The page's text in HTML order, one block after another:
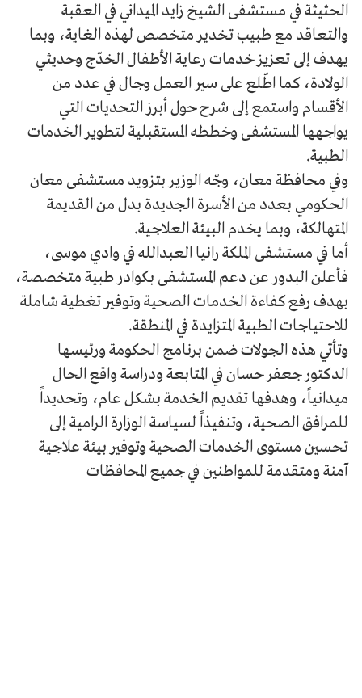
الحثيثة في مستشفى الشيخ زايد الميداني في العقبة
والتعاقد مع طبيب تخدير متخصص لهذه الغاية، وبما
يهدف إلى تعزيز خدمات رعاية الأطفال الخدّج وحديثي
الولادة، كما اطّلع على سير العمل وجال في عدد من
الأقسام واستمع إلى شرح حول أبرز التحديات التي
يواجهها المستشفى وخططه المستقبلية لتطوير الخدمات
الطبية.
وفي محافظة معان، وجّه الوزير بتزويد مستشفى معان
الحكومي بعدد من الأسرة الجديدة بدل من القديمة
المتهالكة، وبما يخدم البيئة العلاجية.
أما في مستشفى الملكة رانيا العبدالله في وادي موسى،
فأعلن البدور عن دعم المستشفى بكوادر طبية متخصصة،
بهدف رفع كفاءة الخدمات الصحية وتوفير تغطية شاملة
للاحتياجات الطبية المتزايدة في المنطقة.
وتأتي هذه الجولات ضمن برنامج الحكومة ورئيسها
الدكتور جعفر حسان في المتابعة ودراسة واقع الحال
ميدانياً، وهدفها تقديم الخدمة بشكل عام، وتحديداً
للمرافق الصحية، وتنفيذاً لسياسة الوزارة الرامية إلى
تحسين مستوى الخدمات الصحية وتوفير بيئة علاجية
آمنة ومتقدمة للمواطنين في جميع المحافظات